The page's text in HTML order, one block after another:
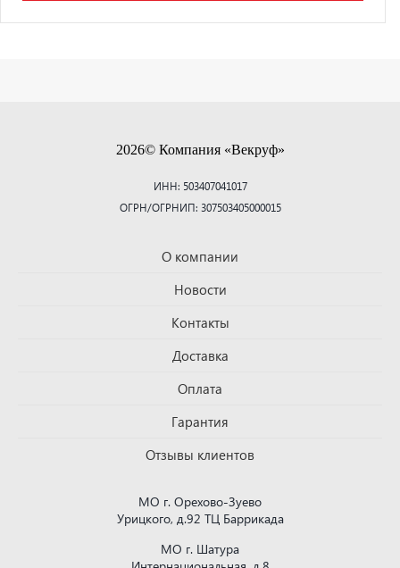
2026© Компания «Векруф»
ИНН: 503407041017
ОГРН/ОГРНИП: 307503405000015
О компании
Новости
Контакты
Доставка
Оплата
Гарантия
Отзывы клиентов
МО г. Орехово-Зуево
Урицкого, д.92 ТЦ Баррикада
МО г. Шатура